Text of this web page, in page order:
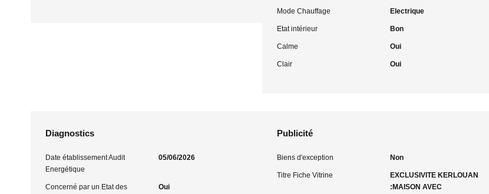
Mode Chauffage Electrique
Etat intérieur Bon
Calme Oui
Clair Oui
Diagnostics
Date établissement Audit
Energétique
05/06/2026
Concerné par un Etat des
Oui
Publicité
Biens d'exception Non
Titre Fiche Vitrine
EXCLUSIVITE KERLOUAN
:MAISON AVEC